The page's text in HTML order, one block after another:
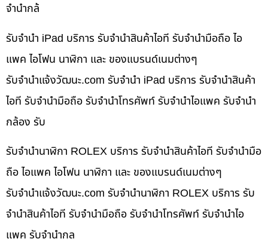
จำนำกล้
รับจำนำ iPad บริการ รับจำนำสินค้าไอที รับจำนำมือถือ ไอ
แพค ไอโฟน นาฬิกา และ ของแบรนด์เนมต่างๆ
รับจํานําแจ้งวัฒนะ.com รับจำนำ iPad บริการ รับจำนำสินค้า
ไอที รับจำนำมือถือ รับจำนำโทรศัพท์ รับจำนำไอแพค รับจำนำ
กล้อง รับ
รับจำนำนาฬิกา ROLEX บริการ รับจำนำสินค้าไอที รับจำนำมือ
ถือ ไอแพค ไอโฟน นาฬิกา และ ของแบรนด์เนมต่างๆ
รับจํานําแจ้งวัฒนะ.com รับจำนำนาฬิกา ROLEX บริการ รับ
จำนำสินค้าไอที รับจำนำมือถือ รับจำนำโทรศัพท์ รับจำนำไอ
แพค รับจำนำกล